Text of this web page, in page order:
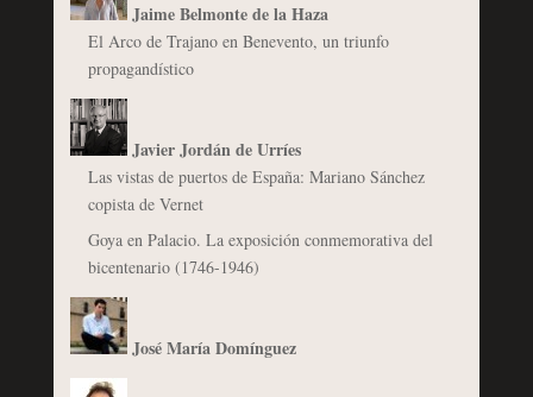
Jaime Belmonte de la Haza
El Arco de Trajano en Benevento, un triunfo
propagandístico
Javier Jordán de Urríes
Las vistas de puertos de España: Mariano Sánchez
copista de Vernet
Goya en Palacio. La exposición conmemorativa del
bicentenario (1746-1946)
José María Domínguez